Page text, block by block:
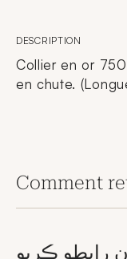
DESCRIPTION
Collier en or
en chute.
Comment
رابطو ڪريو